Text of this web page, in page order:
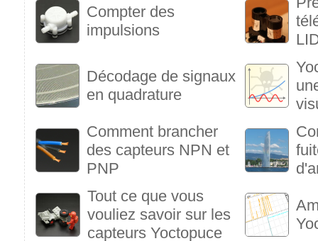
Compter des
impulsions
Décodage de signaux
en quadrature
Comment brancher
des capteurs NPN et
PNP
Tout ce que vous
vouliez savoir sur les
capteurs Yoctopuce